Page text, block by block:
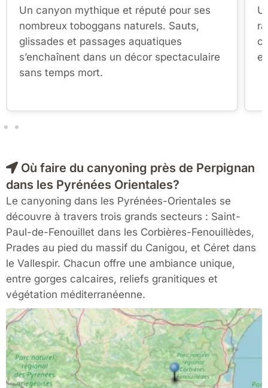
Un canyon mythique et réputé pour ses
nombreux toboggans naturels. Sauts,
glissades et passages aquatiques
s’enchaînent dans un décor spectaculaire
sans temps mort.
Où faire du canyoning près de Perpignan
dans les Pyrénées Orientales?
Le canyoning dans les Pyrénées-Orientales se
découvre à travers trois grands secteurs : Saint-
Paul-de-Fenouillet dans les Corbières-Fenouillèdes,
Prades au pied du massif du Canigou, et Céret dans
le Vallespir. Chacun offre une ambiance unique,
entre gorges calcaires, reliefs granitiques et
végétation méditerranéenne.